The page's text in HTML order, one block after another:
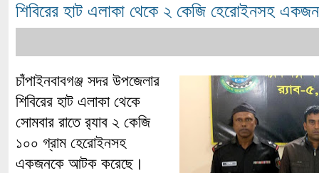
শিবিরের হাট এলাকা থেকে ২ কেজি হেরোইনসহ
চাঁপাইনবাবগঞ্জ সদর উপজেলার
শিবিরের হাট এলাকা থেকে
সোমবার রাতে র‌্যাব ২ কেজি
১০০ গ্রাম হেরোইনসহ
একজনকে আটক করেছে।